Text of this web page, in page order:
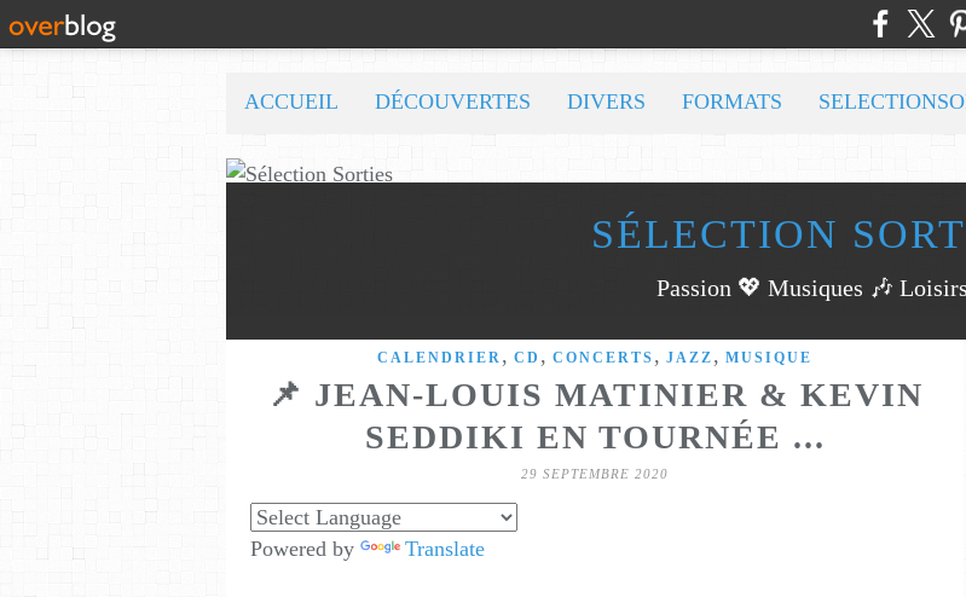
SÉLECTION
Passion 💖 Musiques 🎶 Loisirs
ACCUEIL DÉCOUVERTES DIVERS FORMATS
CALENDRIER , CD , CONCERTS , JAZZ , MUSIQUE
📌 JEAN-LOUIS MATINIER & KEVIN
SEDDIKI EN TOURNÉE ...
29 SEPTEMBRE 2020
Powered by Translate